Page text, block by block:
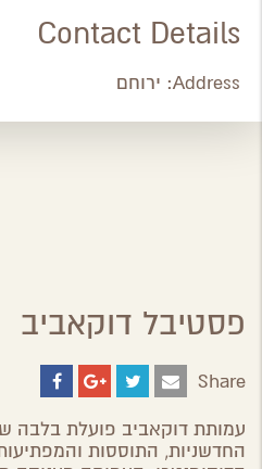
Contact Details
Address: ירוחם
פסטיבל דוקאביב
Share
עמותת דוקאביב פועלת בלבה
החדשניות, התוססות